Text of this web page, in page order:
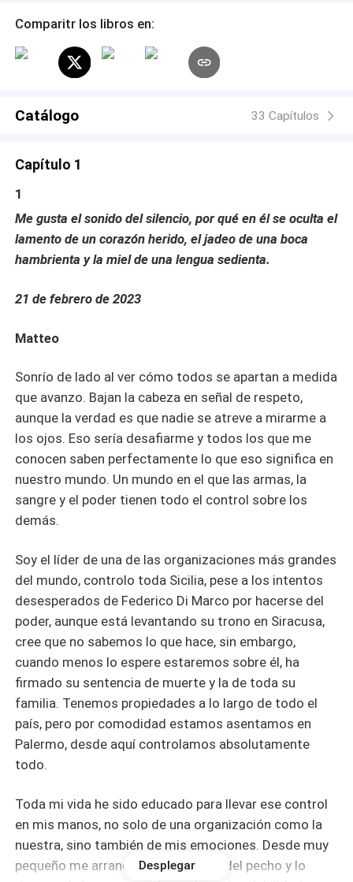
deseado: su libertad y el poder o la pasión y la lujuria que
no está dispuesta a ser la dulce flor de ningún hombre, se
convierte en la perdición de Matteo. ¿Será ella la próxima
ella de la peor manera?
Comparitr los libros en:
Catálogo 33 Capítulos
Capítulo 1
1
Me gusta el sonido del silencio, por qué en él se oculta el
lamento de un corazón herido, el jadeo de una boca
hambrienta y la miel de una lengua sedienta.
21 de febrero de 2023
Matteo
Sonrío de lado al ver cómo todos se apartan a medida
que avanzo. Bajan la cabeza en señal de respeto,
aunque la verdad es que nadie se atreve a mirarme a
los ojos. Eso sería desafiarme y todos los que me
conocen saben perfectamente lo que eso significa en
nuestro mundo. Un mundo en el que las armas, la
sangre y el poder tienen todo el control sobre los
demás.
Soy el líder de una de las organizaciones más grandes
del mundo, controlo toda Sicilia, pese a los intentos
desesperados de Federico Di Marco por hacerse del
poder, aunque está levantando su trono en Siracusa,
cree que no sabemos lo que hace, sin embargo,
cuando menos lo espere estaremos sobre él, ha
firmado su sentencia de muerte y la de toda su
familia. Tenemos propiedades a lo largo de todo el
país, pero por comodidad estamos asentamos en
Palermo, desde aquí controlamos absolutamente
todo.
Toda mi vida he sido educado para llevar ese control
en mis manos, no solo de una organización como la
nuestra, sino también de mis emociones. Desde muy
pequeño me arrancaron el corazón del pecho y lo
Desplegar